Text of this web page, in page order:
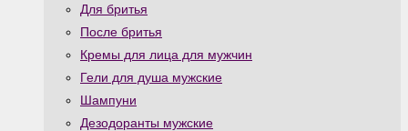
Для бритья
После бритья
Кремы для лица для мужчин
Гели для душа мужские
Шампуни
Дезодоранты мужские